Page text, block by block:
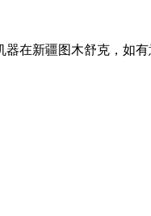
在新疆图木舒克，如